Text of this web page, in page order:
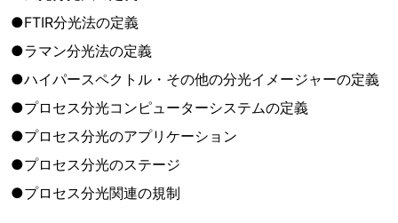
●FTIR分光法の定義
●ラマン分光法の定義
●ハイパースペクトル・その他の分光イメージャーの定義
●プロセス分光コンピューターシステムの定義
●プロセス分光のアプリケーション
●プロセス分光のステージ
●プロセス分光関連の規制